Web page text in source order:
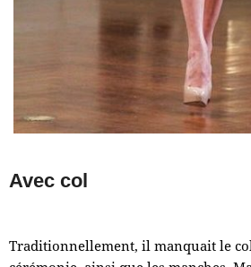
Avec col
Traditionnellement, il manquait le